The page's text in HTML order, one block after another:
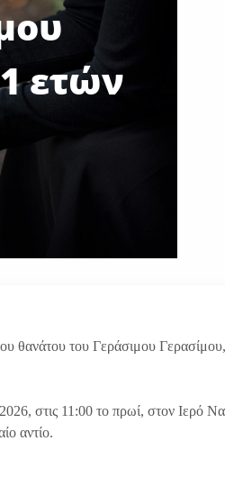
ετών
θανάτου του Γεράσιμου
στις 11:00 το πρωί, στον Ιερό
αντίο.